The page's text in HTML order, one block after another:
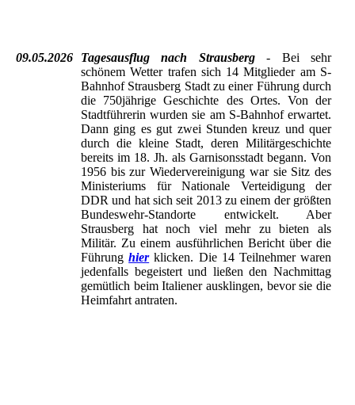
09.05.2026 Tagesausflug nach Strausberg- Bei sehr
schönem Wetter trafen sich 14 Mitglieder am S-
Bahnhof Strausberg Stadt zu einer Führung durch
die 750jährige Geschichte des Ortes. Von der
Stadtführerin wurden sie am S-Bahnhof erwartet.
Dann ging es gut zwei Stunden kreuz und quer
durch die kleine Stadt, deren Militärgeschichte
bereits im 18. Jh. als Garnisonsstadt begann. Von
1956 bis zur Wiedervereinigung war sie Sitz des
Ministeriums für Nationale Verteidigung der
DDR und hat sich seit 2013 zu einem der größten
Bundeswehr-Standorte entwickelt. Aber
Strausberg hat noch viel mehr zu bieten als
Militär. Zu einem ausführlichen Bericht über die
Führunghierklicken. Die 14 Teilnehmer waren
jedenfalls begeistert und ließen den Nachmittag
gemütlich beim Italiener ausklingen, bevor sie die
Heimfahrt antraten.